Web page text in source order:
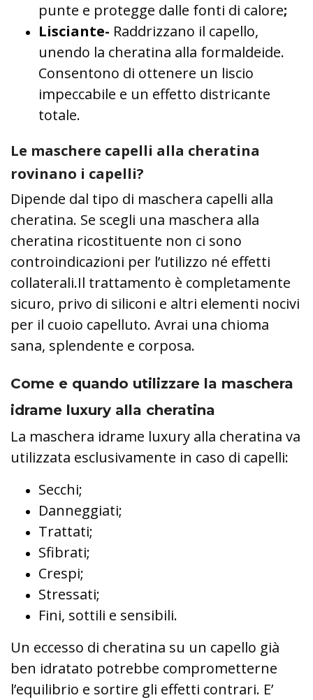
punte e protegge dalle fonti di calore;
Lisciante- Raddrizzano il capello,
unendo la cheratina alla formaldeide.
Consentono di ottenere un liscio
impeccabile e un effetto districante
totale.
Le maschere capelli alla cheratina
rovinano i capelli?
Dipende dal tipo di maschera capelli alla
cheratina. Se scegli una maschera alla
cheratina ricostituente non ci sono
controindicazioni per l’utilizzo né effetti
collaterali.Il trattamento è completamente
sicuro, privo di siliconi e altri elementi nocivi
per il cuoio capelluto. Avrai una chioma
sana, splendente e corposa.
Come e quando utilizzare la maschera
idrame luxury alla cheratina
La maschera idrame luxury alla cheratina va
utilizzata esclusivamente in caso di capelli:
Secchi;
Danneggiati;
Trattati;
Sfibrati;
Crespi;
Stressati;
Fini, sottili e sensibili.
Un eccesso di cheratina su un capello già
ben idratato potrebbe comprometterne
l’equilibrio e sortire gli effetti contrari. E’